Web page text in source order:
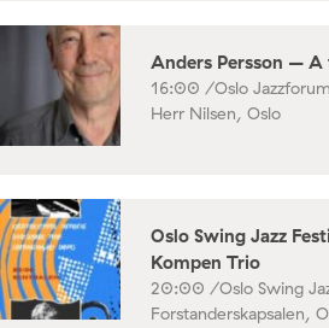
Anders Persson –
16:00 /Oslo
Herr Nilsen, Oslo
Oslo Swing Jazz
Kompen Trio
20:00 /Oslo Swing
Forstanderskapsalen,